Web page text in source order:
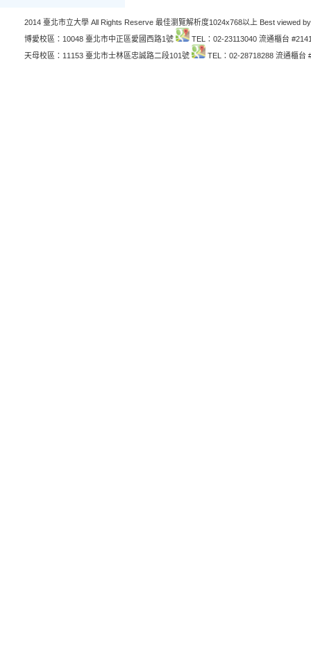
2014 臺北市立大學 All Rights Reserve 最佳瀏覽解析度1024x768以上 Best viewed
博愛校區：10048 臺北市中正區愛國西路1號
TEL：02-23113040 流通櫃台
天母校區：11153 臺北市士林區忠誠路二段101號
TEL：02-28718288 流通櫃台